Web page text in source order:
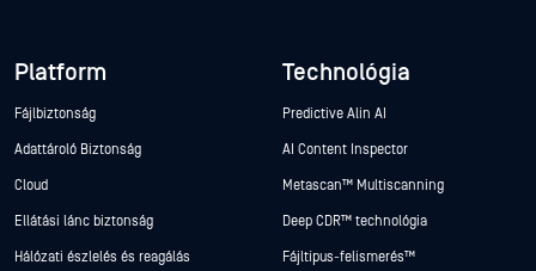
Platform
Fájlbiztonság
Adattároló Biztonság
Cloud
Ellátási lánc biztonság
Hálózati észlelés és reagálás
Technológia
Predictive Alin AI
AI Content Inspector
Metascan™ Multiscanning
Deep CDR™ technológia
Fájltípus-felismerés™